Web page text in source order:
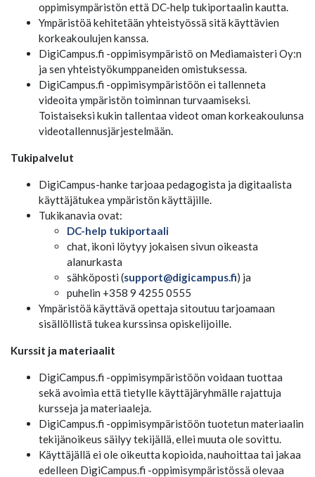
oppimisympäristön että DC-help tukiportaalin kautta.
Ympäristöä kehitetään yhteistyössä sitä käyttävien
korkeakoulujen kanssa.
DigiCampus.fi -oppimisympäristö on Mediamaisteri Oy:n
ja sen yhteistyökumppaneiden omistuksessa.
DigiCampus.fi -oppimisympäristöön ei tallenneta
videoita ympäristön toiminnan turvaamiseksi.
Toistaiseksi kukin tallentaa videot oman korkeakoulunsa
videotallennusjärjestelmään.
Tukipalvelut
DigiCampus-hanke tarjoaa pedagogista ja digitaalista
käyttäjätukea ympäristön käyttäjille.
Tukikanavia ovat:
DC-help tukiportaali
chat, ikoni löytyy jokaisen sivun oikeasta
alanurkasta
sähköposti (support@digicampus.fi) ja
puhelin +358 9 4255 0555
Ympäristöä käyttävä opettaja sitoutuu tarjoamaan
sisällöllistä tukea kurssinsa opiskelijoille.
Kurssit ja materiaalit
DigiCampus.fi -oppimisympäristöön voidaan tuottaa
sekä avoimia että tietylle käyttäjäryhmälle rajattuja
kursseja ja materiaaleja.
DigiCampus.fi -oppimisympäristöön tuotetun materiaalin
tekijänoikeus säilyy tekijällä, ellei muuta ole sovittu.
Käyttäjällä ei ole oikeutta kopioida, nauhoittaa tai jakaa
edelleen DigiCampus.fi -oppimisympäristössä olevaa